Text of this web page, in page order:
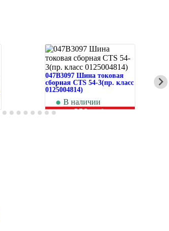
047B3097 Шина токовая
сборная CTS 54-3(пр. класс
0125004814)
В наличии
256руб.